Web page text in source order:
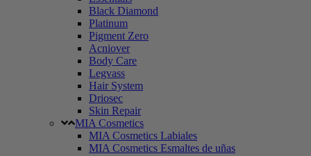
Black Diamond
Platinum
Pigment Zero
Acniover
Body Care
Legvass
Hair System
Driosec
Skin Repair
MIA Cosmetics
MIA Cosmetics Labiales
MIA Cosmetics Esmaltes de uñas